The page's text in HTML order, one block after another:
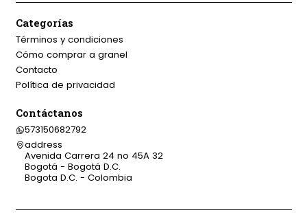
Categorías
Términos y condiciones
Cómo comprar a granel
Contacto
Política de privacidad
Contáctanos
573150682792
address
Avenida Carrera 24 no 45A 32
Bogotá - Bogotá D.C.
Bogota D.C. - Colombia